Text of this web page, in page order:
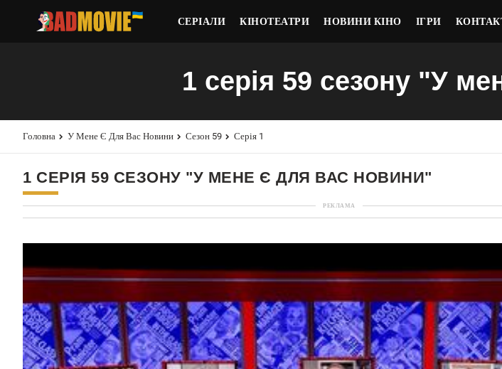
СЕРІАЛИ КІНОТЕАТРИ НОВИНИ КІНО ІГРИ
1 серія 59 сезону "У
Головна У Мене Є Для Вас Новини Сезон 59 Серія 1
1 СЕРІЯ 59 СЕЗОНУ "У МЕНЕ Є ДЛЯ ВАС НОВИНИ"
РЕКЛАМА